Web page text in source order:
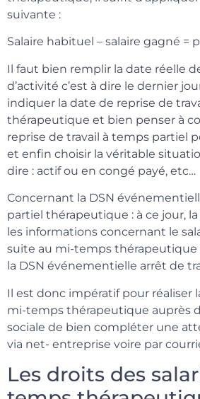
suivante :
Salaire habituel – salaire gagné =
Il faut bien remplir la date réelle
d’activité c’est à dire le dernier
indiquer la date de reprise de
thérapeutique et bien penser à
reprise de travail à temps partiel
et enfin choisir la véritable
dire : actif ou en congé payé, etc…
Concernant la DSN
partiel thérapeutique : à ce jour,
les informations concernant le
suite au mi-temps thérapeutique
la DSN événementielle arrêt de
Il est donc impératif pour réaliser
mi-temps thérapeutique auprès
sociale de bien compléter une
via net- entreprise voire par
Les droits des